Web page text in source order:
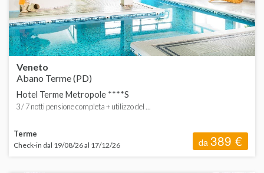
Veneto
Abano Terme (PD)
Hotel Terme Metropole ****S
3 / 7 notti pensione completa + utilizzo del ...
Terme
Check-in dal 19/08/26 al 17/12/26 da389 €